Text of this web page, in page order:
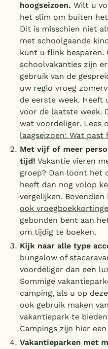
hoogseizoen. Wilt u
het slim om buiten
Dit is misschien niet
met schoolgaande
kunt u flink besparen.
schoolvakanties zijn
gebruik van de
uw regio vroeg
de eerste week. Heeft
voor de laatste week.
wat voordeliger. Lees
laagseizoen: Wat past
Met vijf of meer
tijd! Vakantie vieren
groep? Dan loont het
heeft dan nog volop
vergelijken. Bovendien
ook
gebonden bent aan
om tijdig te boeken.
Kijk naar alle type
bungalow of
voordeliger dan een
Sommige
camping, als u op
ook gebruik maken
vakantiepark te
Campings zijn hier
Vakantieparken met